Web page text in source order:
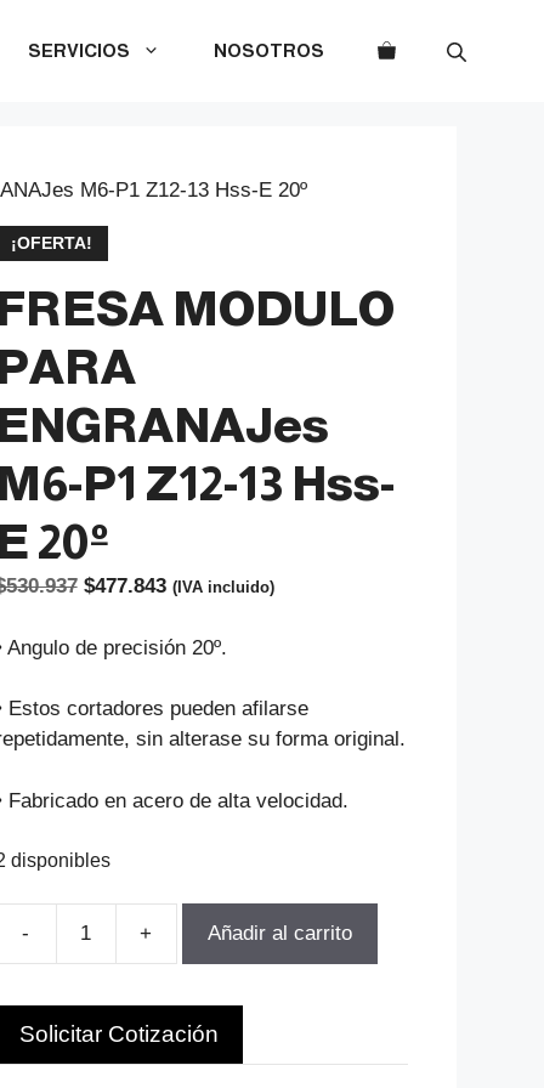
SERVICIOS NOSOTROS
M6-P1 Z12-13 Hss-E 20º
¡OFERTA!
FRESA MODULO
PARA
ENGRANAJes
M6-P1 Z12-13 Hss-
E 20º
530.937 El
original
$530.937.
$477.843El
actual
$477.843.
(IVA incluido)
Angulo de precisión 20º.
Estos cortadores pueden afilarse
sin alterase su forma original.
Fabricado en acero de alta velocidad.
disponibles
-
ENGRANAJes
+ Añadir al carrito
Solicitar Cotización